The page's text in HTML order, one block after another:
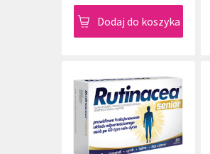
Dodaj do koszyka